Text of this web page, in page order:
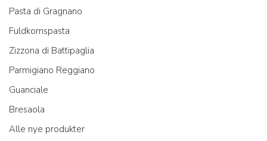
Pasta di Gragnano
Fuldkornspasta
Zizzona di Battipaglia
Parmigiano Reggiano
Guanciale
Bresaola
Alle nye produkter